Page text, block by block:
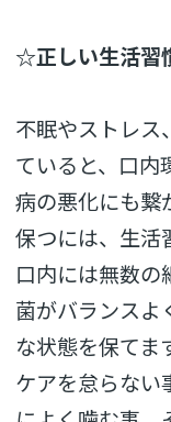
☆正しい生活習
不眠やストレス
ていると、口内
病の悪化にも繋
保つには、生活
口内には無数の
菌がバランスよ
な状態を保てま
ケアを怠らない